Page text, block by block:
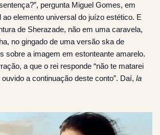
pergunta Miguel Gomes, em
ao elemento universal do juízo estético. E
de Sherazade, não em uma caravela,
no gingado de uma versão ska de
sobre a imagem em estonteante amarelo.
a que o rei responde “não te matarei
a continuação deste conto”. Daí, la